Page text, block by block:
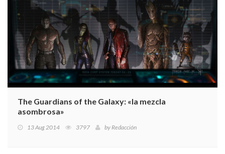
The Guardians of the Galaxy: «la mezcla
asombrosa»
13 Aug 2014 3797 byRedacción